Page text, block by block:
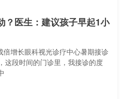
？医生：建议孩子早起1小
倍增长眼科视光诊疗中心暑期接诊
这段时间的门诊里，我接诊的度